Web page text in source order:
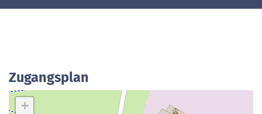
Zugangsplan
+